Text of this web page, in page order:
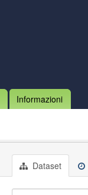
Informazioni
Dataset